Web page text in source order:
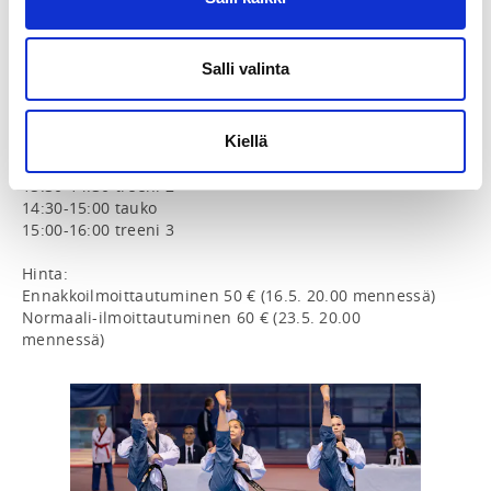
Salli valinta
Kiellä
Paikka: Taekwondourheilijat 2011:n sali, Ristipellontie
Aikataulu:
Sunnuntai 24.5.:
13:30-14:30 treeni 2
14:30-15:00 tauko
15:00-16:00 treeni 3
Hinta:
Ennakkoilmoittautuminen 50 € (16.5. 20.00 mennessä)
Normaali-ilmoittautuminen 60 € (23.5. 20.00